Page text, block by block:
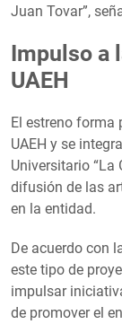
Juan Tovar”,
Impulso a
UAEH
El estreno forma
UAEH y se
Universitario “La
difusión de las
en la entidad.
De acuerdo con
este tipo de
impulsar
de promover el